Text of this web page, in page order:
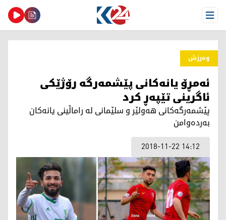
Open Menu
وەرزش
ئه‌مڕۆ یانه‌كانی پێشمه‌رگه‌ رۆژێكی
ئاگرینی تێپه‌ڕ كرد
پێشمه‌رگه‌كانی هه‌ولێر و سلێمانی له‌ راماڵینی یانه‌كان
به‌رده‌وامن
2018-11-22 14:12